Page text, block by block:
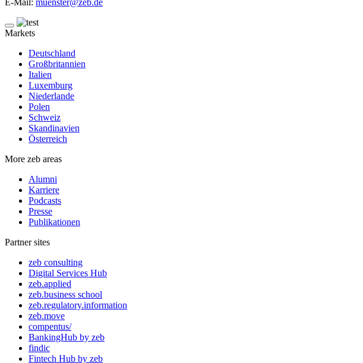
Markets
Deutschland
Großbritannien
Italien
Luxemburg
Niederlande
Polen
Schweiz
Skandinavien
Österreich
More zeb areas
Alumni
Karriere
Podcasts
Presse
Publikationen
Partner sites
zeb consulting
Digital Services Hub
zeb.applied
zeb.business school
zeb.regulatory.information
zeb.move
compentus/
BankingHub by zeb
findic
Fintech Hub by zeb